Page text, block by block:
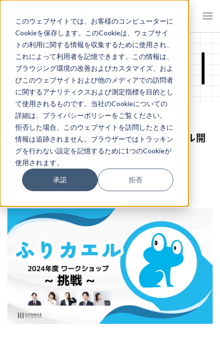
このウェブサイトでは、お客様のコンピューターに
Cookieを保存します。このCookieは、ウェブサイ
トの利用に関する情報を収集するために使用され、
これによって利用者を記憶できます。この情報は、
ブラウジング環境の改善およびカスタマイズ、およ
びこのウェブサイトおよび他のメディアでの訪問者
に関するアナリティクスおよび測定指標を目的とし
て使用されるものです。当社のCookieについての
詳細は、プライバシーポリシーをご覧ください。
拒否した場合、このウェブサイトを訪問したときに
情報は追跡されません。ブラウザーではトラッキン
グを行わない設定を記憶するために1つのCookieが
使用されます。
承諾 拒否
イベント・セミナー
【2024年度ワークショップ】ふりカエル開
催
2024.06.03 イベント・セミナー